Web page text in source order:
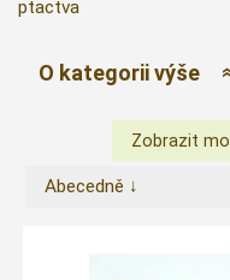
ptactva
O kategorii výše
Abecedně ↓